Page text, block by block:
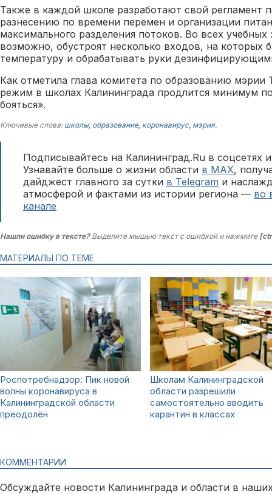
Также в каждой школе разработают свой регламент
разнесению по времени перемен и организации
максимального разделения потоков. Во всех учебных
возможно, обустроят несколько входов, на которых
температуру и обрабатывать руки
Как отметила глава комитета по образованию мэрии
режим в школах Калининграда продлится минимум
бояться».
Ключевые слова: школы, образование, коронавирус, мэрия.
Подписывайтесь на Калининград.Ru в соцсетях
Узнавайте больше о жизни области в MAX,
дайджест главного за сутки в Telegram и
атмосферой и фактами из истории региона — во
канале
Нашли ошибку в тексте?Выделите мышью текст с ошибкой и нажмите
МАТЕРИАЛЫ ПО ТЕМЕ
Роспотребнадзор: Пик новой
волны коронавируса в
Калининградской области
преодолён
Школам Калининградской
области разрешили
самостоятельно вводить
карантин в классах
КОММЕНТАРИИ
Обсуждайте новости Калининграда и области в